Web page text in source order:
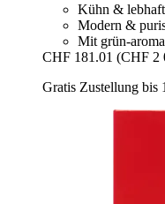
Kühn & lebhaft
Modern &
Mit grün-
CHF 181.01 (CHF 2
Gratis Zustellung bis